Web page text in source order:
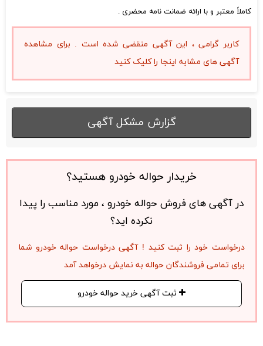
کاملاً معتبر و با ارائه ضمانت نامه محضری .
کاربر گرامی ، این آگهی منقضی شده است . برای مشاهده
آگهی های مشابه اینجا را کلیک کنید
گزارش مشکل آگهی
خریدار حواله خودرو هستید؟
در آگهی های فروش حواله خودرو ، مورد مناسب را پیدا
نکرده اید؟
درخواست خود را ثبت کنید ! آگهی درخواست حواله خودرو شما
برای تمامی فروشندگان حواله به نمایش درخواهد آمد
ثبت آگهی خرید حواله خودرو